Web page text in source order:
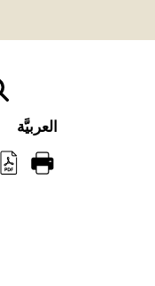
العربيَّة
FRANÇAIS